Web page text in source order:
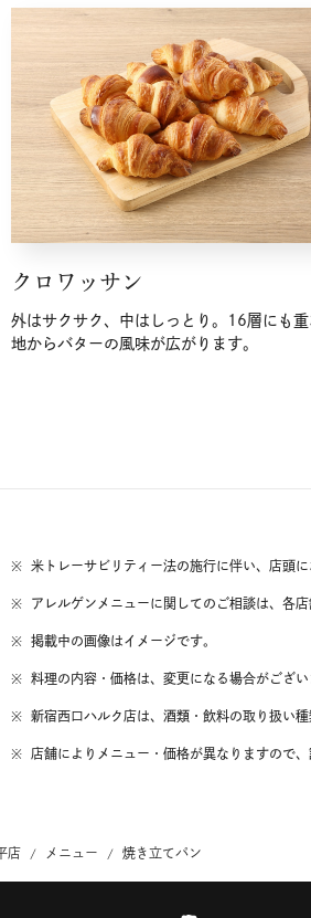
クロワッサン
外はサクサク、中はしっとり。16層にも重
地からバターの風味が広がります。
※ 米トレーサビリティー法の施行に伴い、店頭
※ アレルゲンメニューに関してのご相談は、各
※ 掲載中の画像はイメージです。
※ 料理の内容・価格は、変更になる場合がござい
※ 新宿西口ハルク店は、酒類・飲料の取り扱い
※ 店舗によりメニュー・価格が異なりますので
店 メニュー 焼き立てパン